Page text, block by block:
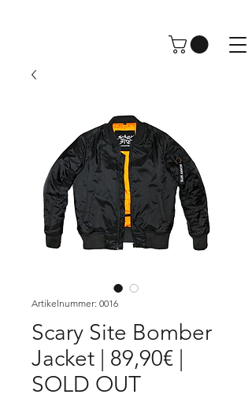
Artikelnummer: 0016
Scary Site Bomber
Jacket | 89,90€ |
SOLD OUT